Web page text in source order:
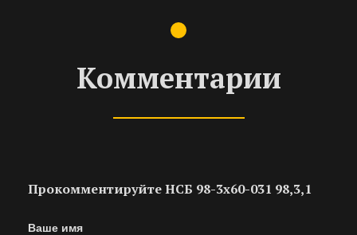
Комментарии
Прокомментируйте НСБ 98-3х60-031 98,3,1
Ваше имя